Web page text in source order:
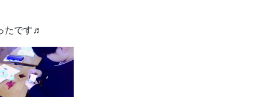
たです♬